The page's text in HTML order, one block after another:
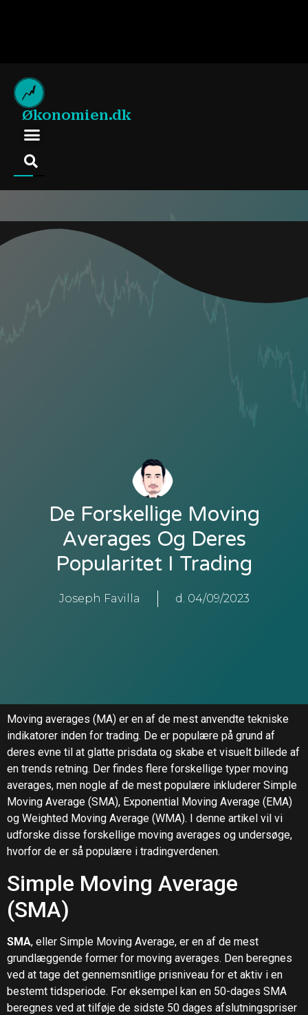
Økonomien.dk
De Forskellige Moving
Averages Og Deres
Popularitet I Trading
Joseph Favilla d. 04/09/2023
Moving averages (MA) er en af de mest anvendte tekniske
indikatorer inden for trading. De er populære på grund af
deres evne til at glatte prisdata og skabe et visuelt billede af
en trends retning. Der findes flere forskellige typer moving
averages, men nogle af de mest populære inkluderer Simple
Moving Average (SMA), Exponential Moving Average (EMA)
og Weighted Moving Average (WMA). I denne artikel vil vi
udforske disse forskellige moving averages og undersøge,
hvorfor de er så populære i tradingverdenen.
Simple Moving Average
(SMA)
SMA, eller Simple Moving Average, er en af de mest
grundlæggende former for moving averages. Den beregnes
ved at tage det gennemsnitlige prisniveau for et aktiv i en
bestemt tidsperiode. For eksempel kan en 50-dages SMA
beregnes ved at tilføje de sidste 50 dages afslutningspriser